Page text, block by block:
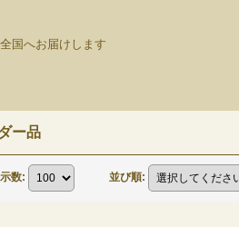
国へお届けします
ー品
数: 並び順: